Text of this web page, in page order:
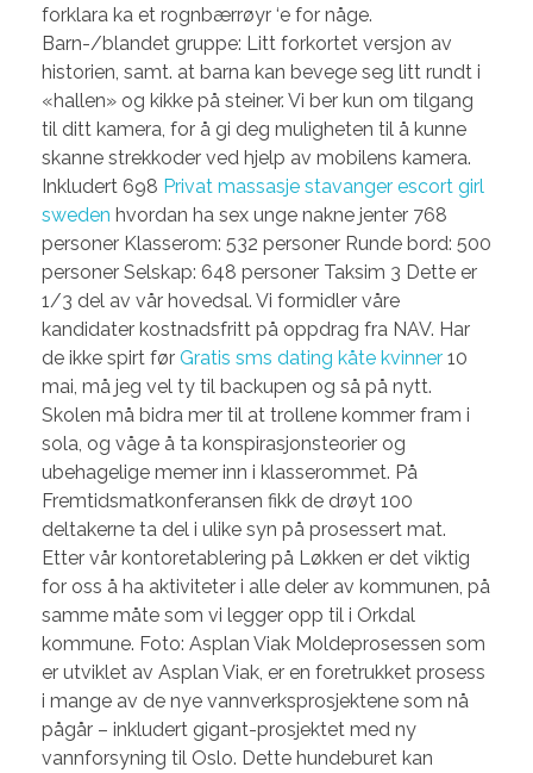
forklara ka et rognbærrøyr ‘e for någe.
Barn-/blandet gruppe: Litt forkortet versjon av
historien, samt. at barna kan bevege seg litt rundt i
«hallen» og kikke på steiner. Vi ber kun om tilgang
til ditt kamera, for å gi deg muligheten til å kunne
skanne strekkoder ved hjelp av mobilens kamera.
Inkludert 698 Privat massasje stavanger escort girl
sweden hvordan ha sex unge nakne jenter 768
personer Klasserom: 532 personer Runde bord: 500
personer Selskap: 648 personer Taksim 3 Dette er
1/3 del av vår hovedsal. Vi formidler våre
kandidater kostnadsfritt på oppdrag fra NAV. Har
de ikke spirt før Gratis sms dating kåte kvinner 10
mai, må jeg vel ty til backupen og så på nytt.
Skolen må bidra mer til at trollene kommer fram i
sola, og våge å ta konspirasjonsteorier og
ubehagelige memer inn i klasserommet. På
Fremtidsmatkonferansen fikk de drøyt 100
deltakerne ta del i ulike syn på prosessert mat.
Etter vår kontoretablering på Løkken er det viktig
for oss å ha aktiviteter i alle deler av kommunen, på
samme måte som vi legger opp til i Orkdal
kommune. Foto: Asplan Viak Moldeprosessen som
er utviklet av Asplan Viak, er en foretrukket prosess
i mange av de nye vannverksprosjektene som nå
pågår – inkludert gigant-prosjektet med ny
vannforsyning til Oslo. Dette hundeburet kan